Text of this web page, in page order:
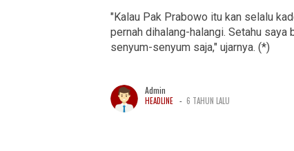
"Kalau Pak Prabowo itu kan selalu
pernah dihalang-halangi. Setahu
senyum-senyum saja," ujarnya. (*)
Admin
HEADLINE - 6 TAHUN LALU